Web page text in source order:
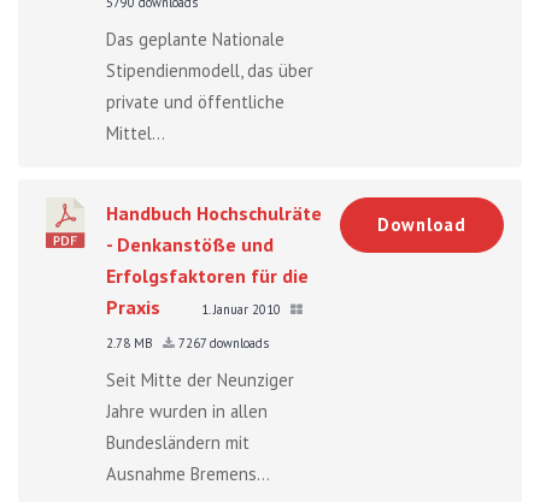
Das geplante Nationale
Stipendienmodell, das über
private und öffentliche
Mittel...
Handbuch Hochschulräte
- Denkanstöße und
Erfolgsfaktoren für die
Praxis
1. Januar 2010
2.78 MB
7267 downloads
Seit Mitte der Neunziger
Jahre wurden in allen
Bundesländern mit
Ausnahme Bremens...
Download